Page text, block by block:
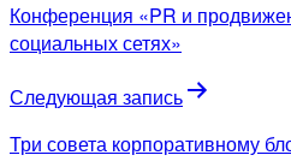
Конференция «PR и
социальных сетях»
Следующая запись
Три совета корпоративному